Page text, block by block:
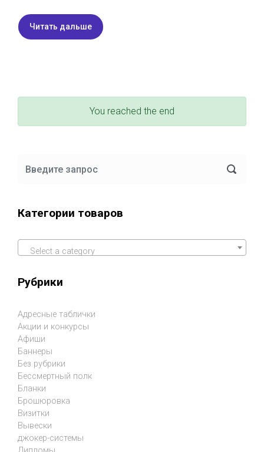
Читать дальше
You reached the end
Категории товаров
Select a category
Рубрики
Адресные таблички
Акции и конкурсы
Афиши
Баннеры
Без рубрики
Бессмертный полк
Бланки
Брошюровка
Визитки
Вывески
джокер-системы